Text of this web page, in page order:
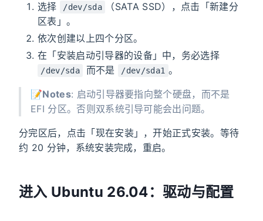
选择 /dev/sda
（SATA SSD），点击「新建分
区表」。
依次创建以上四个分区。
在「安装启动引导器的设备」中，务必选择
/dev/sda 而不是 /dev/sda1 。
📝Notes: 启动引导器要指向整个硬盘，而不是
EFI 分区。否则双系统引导可能会出问题。
分完区后，点击「现在安装」，开始正式安装。等待
约 20 分钟，系统安装完成，重启。
进入 Ubuntu 26.04：驱动与配置